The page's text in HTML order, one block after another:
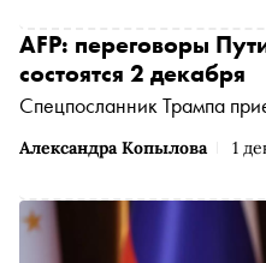
Александра Копылова 1
AFP: переговоры
состоятся 2 декабря
Спецпосланник Трампа